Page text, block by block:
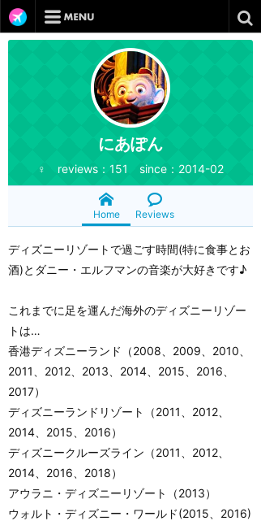
にあぽん
♀ reviews：151 since：2014-02
Home Reviews
ディズニーリゾートで過ごす時間(特に食事とお
酒)とダニー・エルフマンの音楽が大好きです♪
これまでに足を運んだ海外のディズニーリゾー
トは…
香港ディズニーランド（2008、2009、2010、
2011、2012、2013、2014、2015、2016、
2017）
ディズニーランドリゾート（2011、2012、
2014、2015、2016）
ディズニークルーズライン（2011、2012、
2014、2016、2018）
アウラニ・ディズニーリゾート（2013）
ウォルト・ディズニー・ワールド(2015、2016)